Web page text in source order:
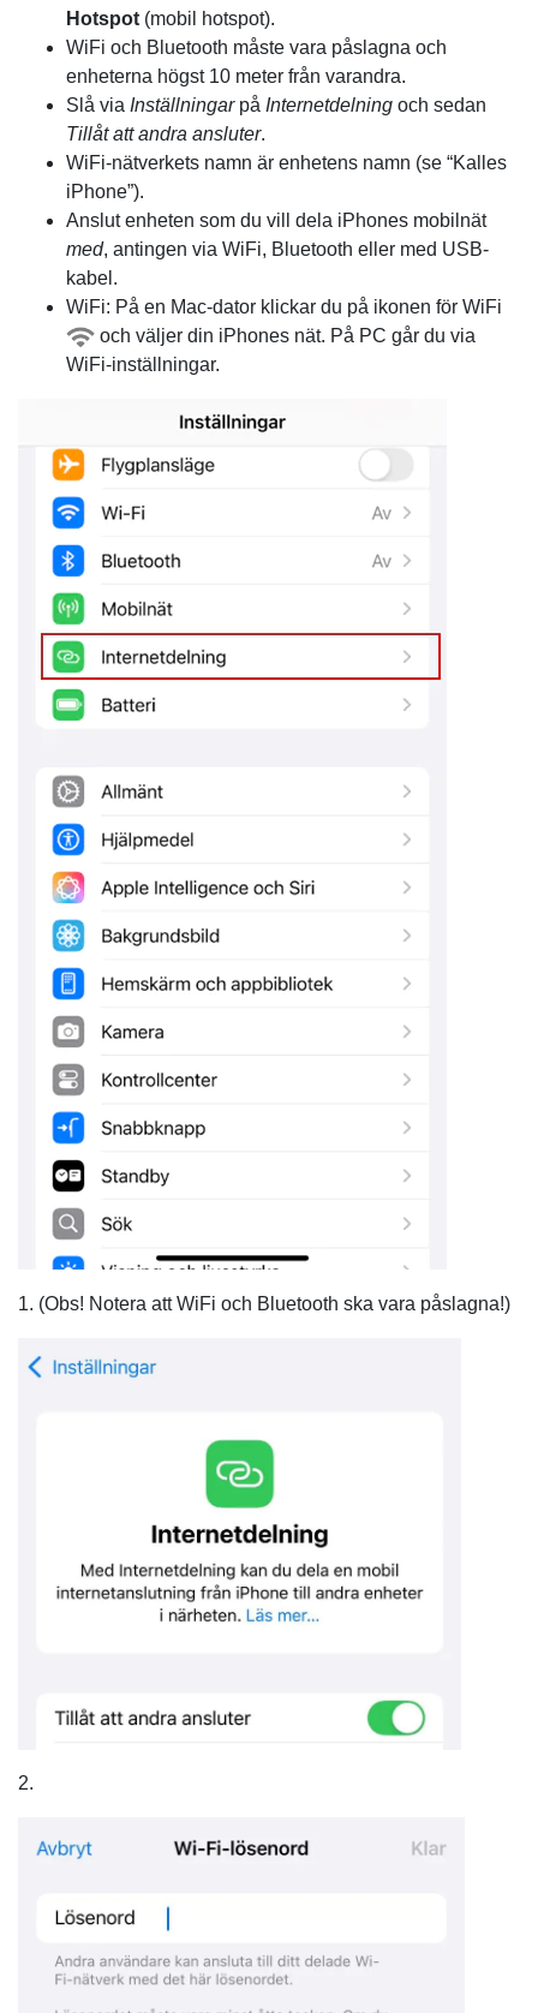
Hotspot (mobil hotspot).
WiFi och Bluetooth måste vara påslagna och
enheterna högst 10 meter från varandra.
Slå via Inställningarpå Internetdelning och sedan
Tillåt att andra ansluter.
WiFi-nätverkets namn är enhetens namn (se “Kalles
iPhone”).
Anslut enheten som du vill dela iPhones mobilnät
med, antingen via WiFi, Bluetooth eller med USB-
kabel.
WiFi: På en Mac-dator klickar du på ikonen för WiFi
och väljer din iPhones nät. På PC går du via
WiFi-inställningar.
1. (Obs! Notera att WiFi och Bluetooth ska vara påslagna!)
2.